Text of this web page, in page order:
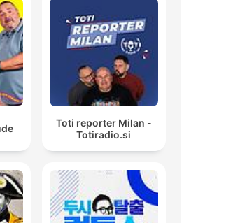
Toti reporter Milan -
Totiradio.si